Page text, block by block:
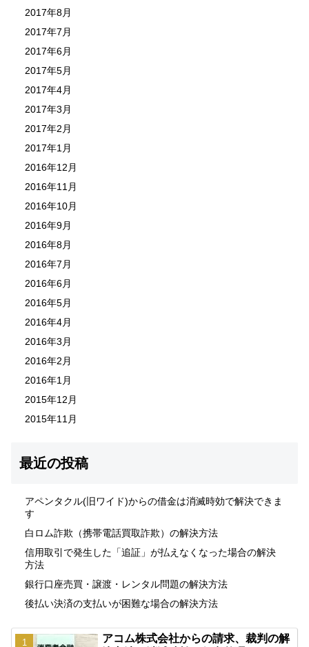
2017年8月
2017年7月
2017年6月
2017年5月
2017年4月
2017年3月
2017年2月
2017年1月
2016年12月
2016年11月
2016年10月
2016年9月
2016年8月
2016年7月
2016年6月
2016年5月
2016年4月
2016年3月
2016年2月
2016年1月
2015年12月
2015年11月
最近の投稿
アペンタクル(旧ワイド)からの借金は消滅時効で解決できま
す
白ロム詐欺（携帯電話買取詐欺）の解決方法
信用取引で発生した「追証」が払えなくなった場合の解決
方法
銀行口座売買・譲渡・レンタル問題の解決方法
後払い決済の支払いが困難な場合の解決方法
アコム株式会社からの請求、裁判の解